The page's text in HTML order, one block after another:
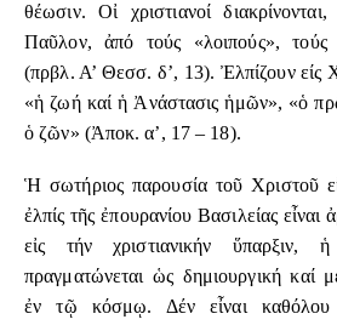
θέωσιν. Οἰ χριστιανοί
Παῦλον, ἀπό τούς «λοιπούς», τούς
(πρβλ. Α’ Θεσσ. δ’, 13). Ἐλπίζουν είς
«ἡ ζωή καί ἡ Ἀνάστασις ἡμῶν», «ὁ
ὁ ζῶν» (Ἀποκ. α’, 17 – 18).
Ἡ σωτήριος παρουσία τοῦ Χριστοῦ
ἐλπίς τῆς ἐπουρανίου Βασιλείας εἶναι
εἰς τήν χριστιανικήν ὕπαρξιν,
πραγματώνεται ὡς δημιουργική καί
ἐν τῷ κόσμῳ. Δέν εἶναι καθόλου